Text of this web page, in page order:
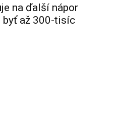
na ďalší nápor
byť až 300-tisíc